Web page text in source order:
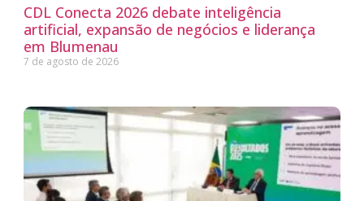
CDL Conecta 2026 debate inteligência
artificial, expansão de negócios e liderança
em Blumenau
7 de agosto de 2026